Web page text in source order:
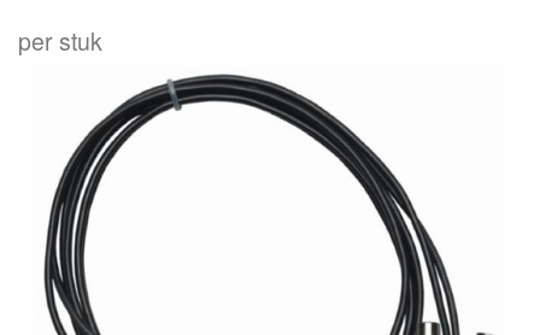
per stuk